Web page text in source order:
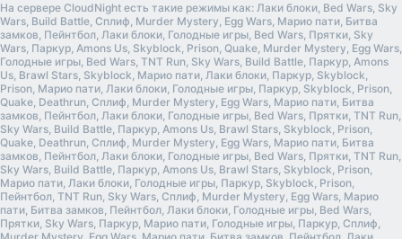
На сервере CloudNight есть такие режимы как: Лаки блоки, Bed Wars, Sky
Wars, Build Battle, Сплиф, Murder Mystery, Egg Wars, Марио пати, Битва
замков, Пейнтбол, Лаки блоки, Голодные игры, Bed Wars, Прятки, Sky
Wars, Паркур, Amons Us, Skyblock, Prison, Quake, Murder Mystery, Egg Wars,
Голодные игры, Bed Wars, TNT Run, Sky Wars, Build Battle, Паркур, Amons
Us, Brawl Stars, Skyblock, Марио пати, Лаки блоки, Паркур, Skyblock,
Prison, Марио пати, Лаки блоки, Голодные игры, Паркур, Skyblock, Prison,
Quake, Deathrun, Сплиф, Murder Mystery, Egg Wars, Марио пати, Битва
замков, Пейнтбол, Лаки блоки, Голодные игры, Bed Wars, Прятки, TNT Run,
Sky Wars, Build Battle, Паркур, Amons Us, Brawl Stars, Skyblock, Prison,
Quake, Deathrun, Сплиф, Murder Mystery, Egg Wars, Марио пати, Битва
замков, Пейнтбол, Лаки блоки, Голодные игры, Bed Wars, Прятки, TNT Run,
Sky Wars, Build Battle, Паркур, Amons Us, Brawl Stars, Skyblock, Prison,
Марио пати, Лаки блоки, Голодные игры, Паркур, Skyblock, Prison,
Пейнтбол, TNT Run, Sky Wars, Сплиф, Murder Mystery, Egg Wars, Марио
пати, Битва замков, Пейнтбол, Лаки блоки, Голодные игры, Bed Wars,
Прятки, Sky Wars, Паркур, Марио пати, Голодные игры, Паркур, Сплиф,